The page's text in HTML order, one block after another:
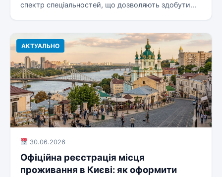
спектр спеціальностей, що дозволяють здобути...
АКТУАЛЬНО
30.06.2026
Офіційна реєстрація місця
проживання в Києві: як оформити